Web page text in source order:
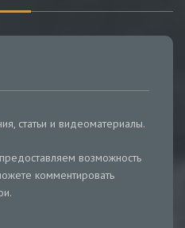
статьи и видеоматериалы.
возможность
комментировать